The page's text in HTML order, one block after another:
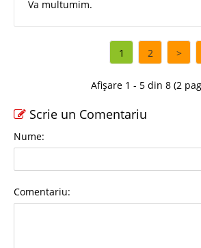
Va multumim.
1 2 >
Afișare 1 - 5 din 8 (2
Scrie un Comentariu
Nume:
Comentariu: